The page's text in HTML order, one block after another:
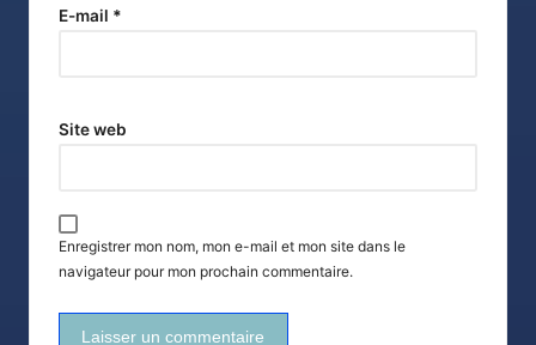
E-mail *
Site web
Enregistrer mon nom, mon e-mail et mon site dans le
navigateur pour mon prochain commentaire.